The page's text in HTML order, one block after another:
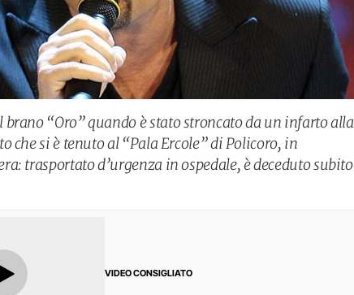
brano “Oro” quando è stato stroncato da un infarto alla
che si è tenuto al “Pala Ercole” di Policoro, in
trasportato d’urgenza in ospedale, è deceduto subito
VIDEO CONSIGLIATO